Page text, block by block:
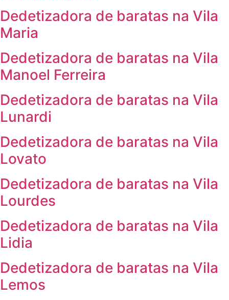
Dedetizadora de baratas na Vila
Maria
Dedetizadora de baratas na Vila
Manoel Ferreira
Dedetizadora de baratas na Vila
Lunardi
Dedetizadora de baratas na Vila
Lovato
Dedetizadora de baratas na Vila
Lourdes
Dedetizadora de baratas na Vila
Lidia
Dedetizadora de baratas na Vila
Lemos